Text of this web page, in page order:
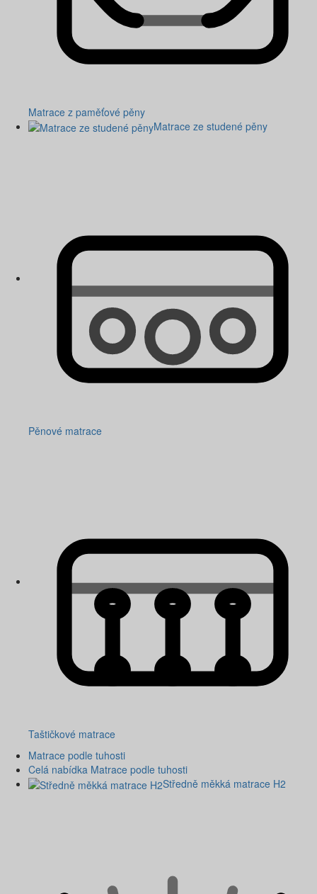
Matrace z paměťové pěny
Matrace ze studené pěny
Pěnové matrace
Taštičkové matrace
Matrace podle tuhosti
Celá nabídka Matrace podle tuhosti
Středně měkká matrace H2